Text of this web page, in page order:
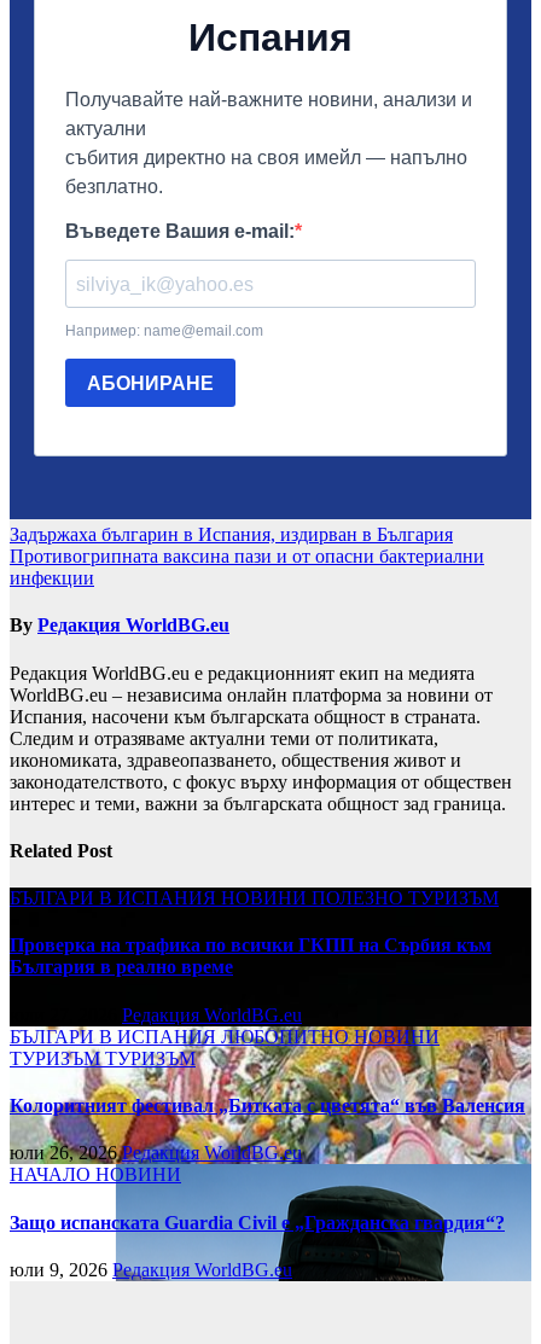
Навигация
Задържаха българин в Испания, издирван в България
Противогрипната ваксина пази и от опасни бактериални
инфекции
By Редакция WorldBG.eu
Редакция WorldBG.eu е редакционният екип на медията
WorldBG.eu – независима онлайн платформа за новини от
Испания, насочени към българската общност в страната.
Следим и отразяваме актуални теми от политиката,
икономиката, здравеопазването, обществения живот и
законодателството, с фокус върху информация от обществен
интерес и теми, важни за българската общност зад граница.
Related Post
БЪЛГАРИ В ИСПАНИЯ НОВИНИ ПОЛЕЗНО ТУРИЗЪМ
Проверка на трафика по всички ГКПП на Сърбия към
България в реално време
Редакция WorldBG.eu
БЪЛГАРИ В ИСПАНИЯ ЛЮБОПИТНОНОВИНИ
ТУРИЗЪМТУРИЗЪМ
Колоритният фестивал „Битката с цветята“ във Валенсия
юли 26, 2026Редакция WorldBG.eu
НАЧАЛО НОВИНИ
Защо испанската Guardia Civil е „Гражданска гвардия“?
юли 9, 2026 Редакция WorldBG.eu